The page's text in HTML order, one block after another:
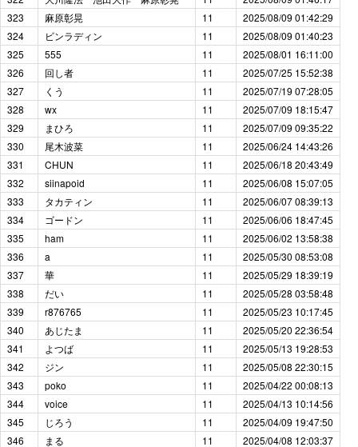
323
麻原彰晃 11
2025/08/09 01:42:29
324
ビンラディン 11
2025/08/09 01:40:23
325
555 11
2025/08/01 16:11:00
326
回し者 11
2025/07/25 15:52:38
327
くう 11
2025/07/19 07:28:05
328
wx 11
2025/07/09 18:15:47
329
まひろ 11
2025/07/09 09:35:22
330
尾木波菜 11
2025/06/24 14:43:26
331
CHUN 11
2025/06/18 20:43:49
332
siinapoid 11
2025/06/08 15:07:05
333
タカティン 11
2025/06/07 08:39:13
334
ゴードン 11
2025/06/06 18:47:45
335
ham 11
2025/06/02 13:58:38
336
a 11
2025/05/30 08:53:08
337
華 11
2025/05/29 18:39:19
338
だい 11
2025/05/28 03:58:48
339
r876765 11
2025/05/23 10:17:45
340
あじたま 11
2025/05/20 22:36:54
341
よつば 11
2025/05/13 19:28:53
342
ジン 11
2025/05/08 22:30:15
343
poko 11
2025/04/22 00:08:13
344
voice 11
2025/04/13 10:14:56
345
じろう 11
2025/04/09 19:47:50
346
まる 11
2025/04/08 12:03:37